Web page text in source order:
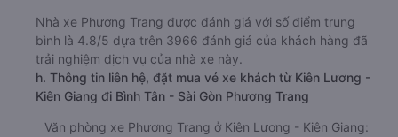
Nhà xe Phương Trang được đánh giá với số điểm trung
bình là 4.8/5 dựa trên 3966 đánh giá của khách hàng đã
trải nghiệm dịch vụ của nhà xe này.
h. Thông tin liên hệ, đặt mua vé xe khách từ Kiên Lương -
Kiên Giang đi Bình Tân - Sài Gòn Phương Trang
Văn phòng xe Phương Trang ở Kiên Lương - Kiên Giang: